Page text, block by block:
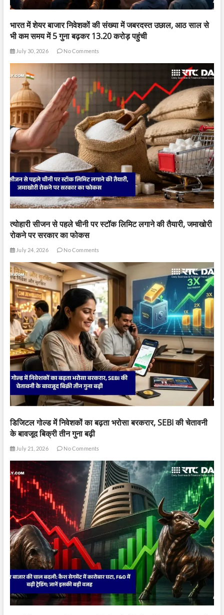
भारत में शेयर बाजार निवेशकों की संख्या में जबरदस्त उछाल, आठ साल से
भी कम समय में 5 गुना बढ़कर 13.20 करोड़ पहुंची
July 30, 2026 No Comments
त्योहारी सीजन से पहले चीनी पर स्टॉक लिमिट लगाने की तैयारी, जमाखोरी
रोकने पर सरकार का फोकस
July 24, 2026 No Comments
डिजिटल गोल्ड में निवेशकों का बढ़ता भरोसा बरकरार, SEBI की चेतावनी
के बावजूद बिक्री तीन गुना बढ़ी
July 21, 2026 No Comments